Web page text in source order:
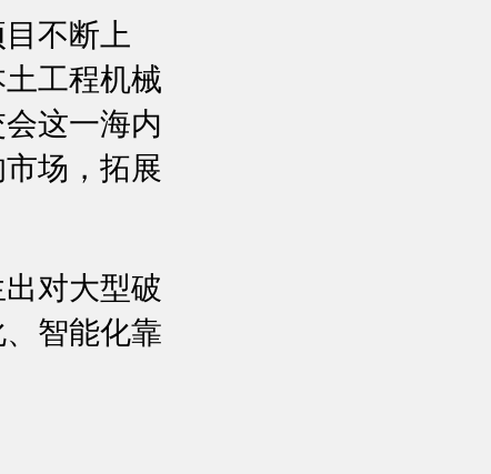
不断上
工程机械
这一海内
场，拓展
对大型破
智能化靠